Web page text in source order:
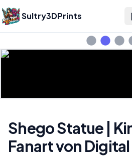
Sultry3DPrints
Shego Statue |
Fanart von